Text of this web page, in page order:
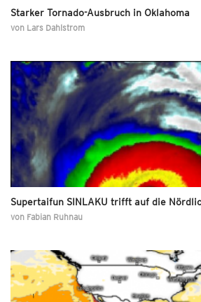
Starker Tornado-Ausbruch in Oklahoma
von Lars Dahlstrom
Supertaifun SINLAKU trifft auf die
von Fabian Ruhnau